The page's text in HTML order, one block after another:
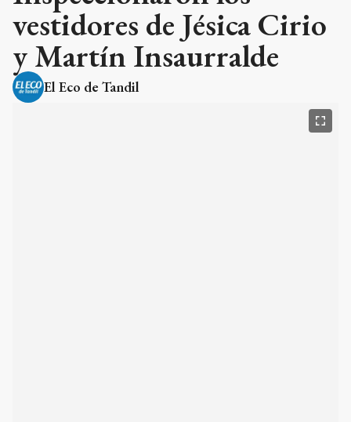
vestidores de Jésica Cirio
y Martín Insaurralde
El Eco de Tandil